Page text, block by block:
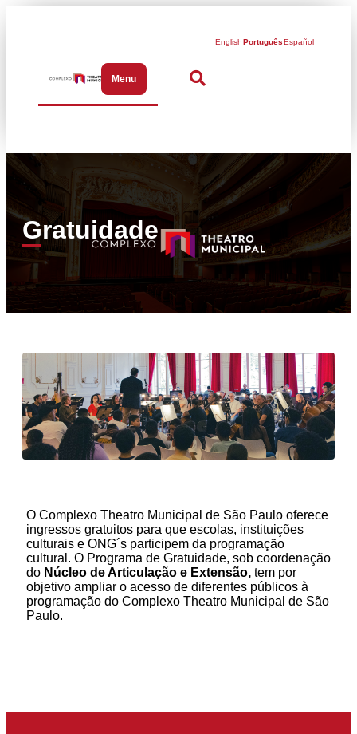
MenuAbrir menu de navegação
EnglishPortuguêsEspañol
Gratuidade
O Complexo Theatro Municipal de São Paulo oferece
ingressos gratuitos para que escolas, instituições
culturais e ONG´s participem da programação
cultural. O Programa de Gratuidade, sob coordenação
do Núcleo de Articulação e Extensão, tem por
objetivo ampliar o acesso de diferentes públicos à
programação do Complexo Theatro Municipal de São
Paulo.